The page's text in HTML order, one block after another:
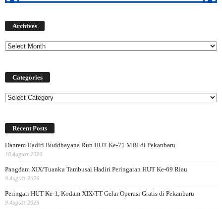
Archives
Categories
Categories
Recent Posts
Danrem Hadiri Buddhayana Run HUT Ke-71 MBI di Pekanbaru
10 August 2026
Pangdam XIX/Tuanku Tambusai Hadiri Peringatan HUT Ke-69 Riau
9 August 2026
Peringati HUT Ke-1, Kodam XIX/TT Gelar Operasi Gratis di Pekanbaru
9 August 2026